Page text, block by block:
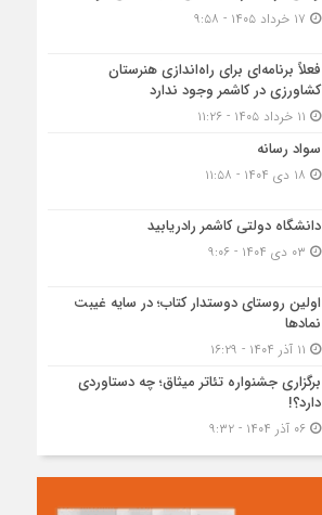
فعلاً برنامه‌ای برای راه‌اندازی هنرستان
کشاورزی در کاشمر وجود ندارد
سواد رسانه
دانشگاه دولتی کاشمر‌ رادریابید
اولین روستای دوستدار کتاب؛ در سایه غیبت
نمادها
برگزاری جشنواره تئاتر میثاق؛ چه دستاوردی
دارد؟!
۰۶ آذر ۱۴۰۴ - ۹:۳۲